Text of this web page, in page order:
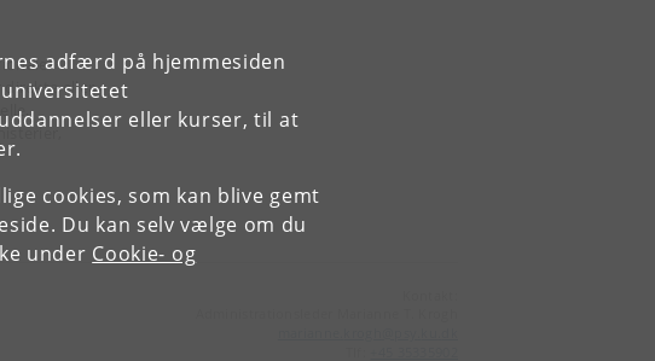
adfærd på hjemmesiden
eller kurser, til at
cookies, som kan blive gemt
Du kan selv vælge om du
under Cookie- og
direkte eller